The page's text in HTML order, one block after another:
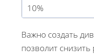
10%
Важно создать
позволит снизить